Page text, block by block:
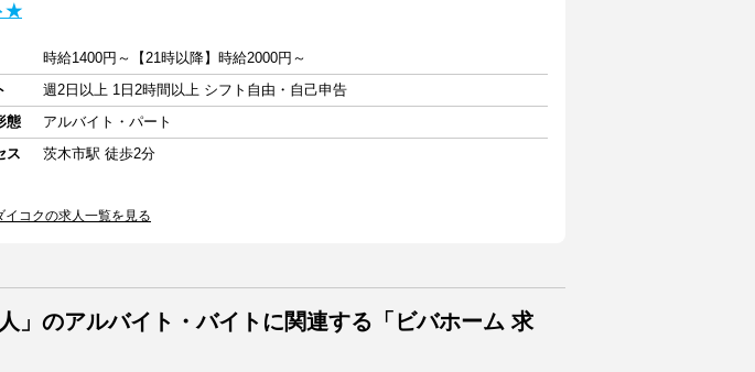
★
時給1400円～【21時以降】時給2000円～
週2日以上 1日2時間以上 シフト自由・自己申告
態
アルバイト・パート
ス
茨木市駅 徒歩2分
イコクの求人一覧を見る
」のアルバイト・バイトに関連する「ビバホーム 求